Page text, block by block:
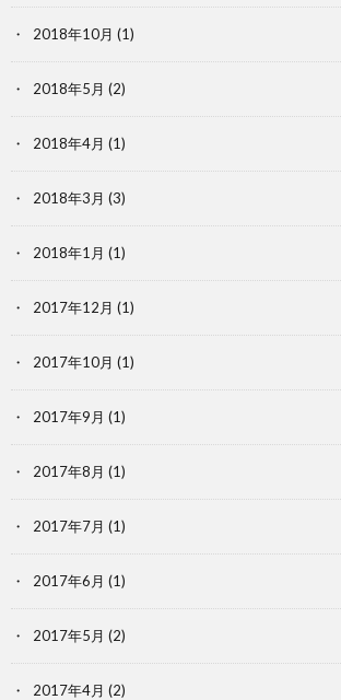
2018年10月 (1)
2018年5月 (2)
2018年4月 (1)
2018年3月 (3)
2018年1月 (1)
2017年12月 (1)
2017年10月 (1)
2017年9月 (1)
2017年8月 (1)
2017年7月 (1)
2017年6月 (1)
2017年5月 (2)
2017年4月 (2)